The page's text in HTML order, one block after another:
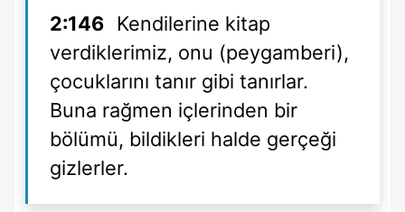
2:146
Kendilerine kitap
verdiklerimiz, onu (peygamberi),
çocuklarını tanır gibi tanırlar.
Buna rağmen içlerinden bir
bölümü, bildikleri halde gerçeği
gizlerler.